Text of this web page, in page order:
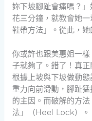
妳下坡腳趾會痛嗎？
花三分鐘，就教會她
鞋帶方法」。從此，
你或許也跟美惠姐一
子就夠了。錯了！真正
根據上坡與下坡做動
重力向前滑動，腳趾猛
的主因。而破解的方
法」（Heel Lock）。